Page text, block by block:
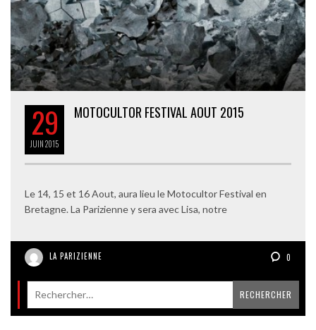
29
JUIN2015
MOTOCULTOR FESTIVAL AOUT 2015
Le 14, 15 et 16 Aout, aura lieu le Motocultor Festival en
Bretagne. La Parizienne y sera avec Lisa, notre
LA PARIZIENNE 0